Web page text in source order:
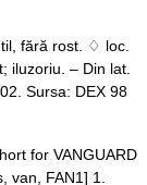
fără rost. ♢ loc.
iluzoriu. – Din lat.
Sursa: DEX 98
for VANGUARD
van, FAN1] 1.